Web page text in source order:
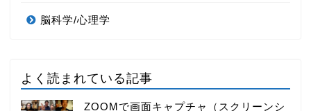
脳科学/心理学
よく読まれている記事
ZOOMで画面キャプチャ（スクリーンシ